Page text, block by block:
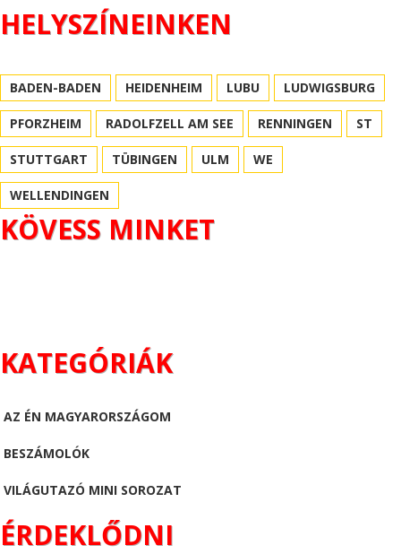
HELYSZÍNEINKEN
BADEN-BADEN HEIDENHEIM LUBU LUDWIGSBURG
PFORZHEIM RADOLFZELL AM SEE RENNINGEN ST
STUTTGART TÜBINGEN ULM WE
WELLENDINGEN
KÖVESS MINKET
KATEGÓRIÁK
AZ ÉN MAGYARORSZÁGOM
BESZÁMOLÓK
VILÁGUTAZÓ MINI SOROZAT
ÉRDEKLŐDNI